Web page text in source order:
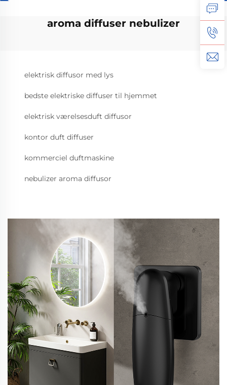
aroma diffuser nebulizer
elektrisk diffusor med lys
bedste elektriske diffuser til hjemmet
elektrisk værelsesduft diffusor
kontor duft diffuser
kommerciel duftmaskine
nebulizer aroma diffusor